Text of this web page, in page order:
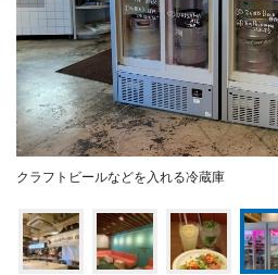
クラフトビールなどを入れる冷蔵庫